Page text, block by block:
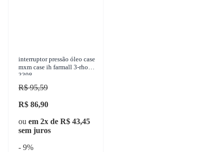
interruptor pressão óleo case
mxm case ih farmall 3-rho
3398
R$ 95,59
R$ 86,90
ou em 2x de R$ 43,45
sem juros
- 9%